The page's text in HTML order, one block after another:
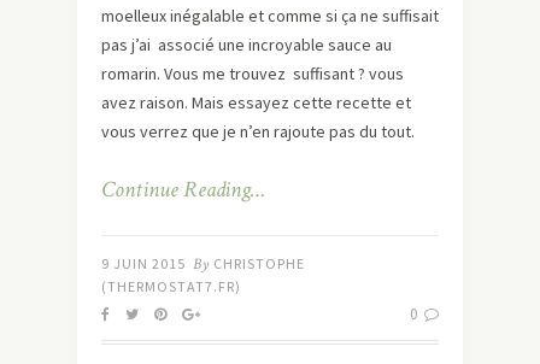
moelleux inégalable et comme si ça ne suffisait
pas j’ai associé une incroyable sauce au
romarin. Vous me trouvez suffisant ? vous
avez raison. Mais essayez cette recette et
vous verrez que je n’en rajoute pas du tout.
Continue Reading…
9 JUIN 2015 By CHRISTOPHE
(THERMOSTAT7.FR)
0